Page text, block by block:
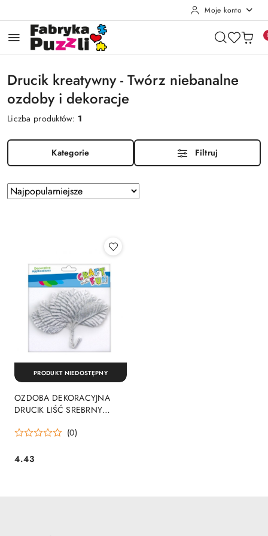
Moje konto
Drucik kreatywny - Twórz niebanalne
ozdoby i dekoracje
Liczba produktów: 1
Kategorie Filtruj
Zastosowano
sortowanie:
Sortuj
według
OZDOBA DEKORACYJNA
DRUCIK LIŚĆ SREBRNY
463898
(0)
Cena:
4.43
PRODUKT NIEDOSTĘPNY